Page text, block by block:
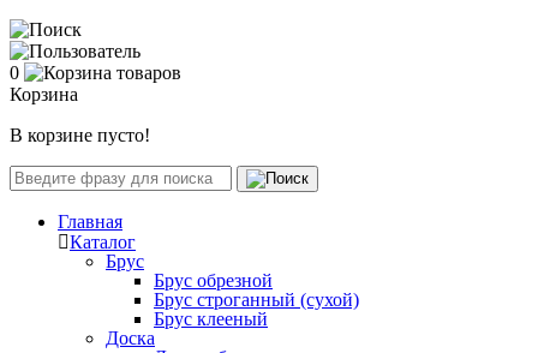
0
Корзина
В корзине пусто!
Главная
Каталог
Брус
Брус обрезной
Брус строганный (сухой)
Брус клееный
Доска